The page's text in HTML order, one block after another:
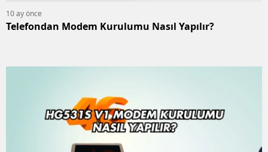
10 ay önce
Telefondan Modem Kurulumu Nasıl Yapılır?